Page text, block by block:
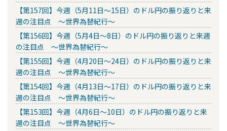
【第157回】今週（5月11日～15日）のドル円の振り返りと来
週の注目点 ～世界為替紀行～
【第156回】今週（5月4日～8日）のドル円の振り返りと来週
の注目点 ～世界為替紀行～
【第155回】今週（4月20日～24日）のドル円の振り返りと来
週の注目点 ～世界為替紀行～
【第154回】今週（4月13日～17日）のドル円の振り返りと来
週の注目点 ～世界為替紀行～
【第153回】今週（4月6日～10日）のドル円の振り返りと来
週の注目点 ～世界為替紀行～